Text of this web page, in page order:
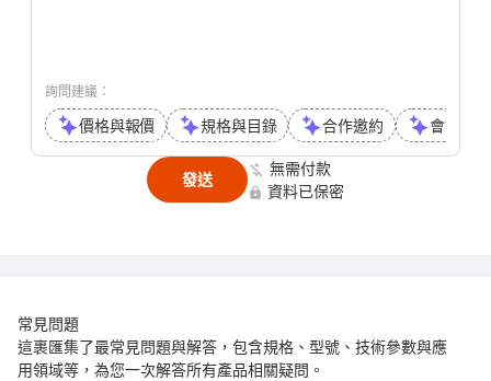
詢問建議：
價格與報價 規格與目錄 合作邀約 會議或
發送
無需付款
資料已保密
常見問題
這裹匯集了最常見問題與解答，包含規格、型號、技術參數與應
用領域等，為您一次解答所有產品相關疑問。